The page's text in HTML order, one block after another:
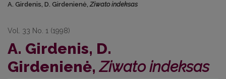
A. Girdenis, D. Girdenienė,Ziwato indeksas
Vol. 33 No. 1 (1998)
A. Girdenis, D.
Girdenienė,Ziwato indeksas